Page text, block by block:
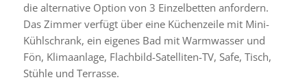
die alternative Option von 3 Einzelbetten anfordern.
Das Zimmer verfügt über eine Küchenzeile mit Mini-
Kühlschrank, ein eigenes Bad mit Warmwasser und
Fön, Klimaanlage, Flachbild-Satelliten-TV, Safe, Tisch,
Stühle und Terrasse.